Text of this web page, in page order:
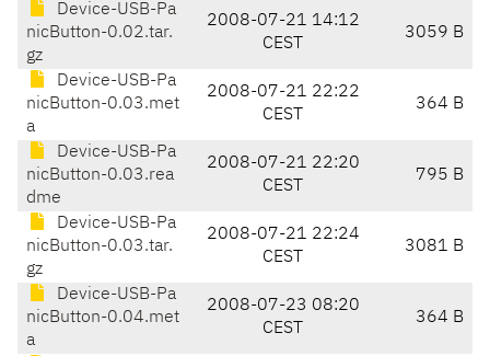
Device-USB-Pa
nicButton-0.02.tar.
gz
2008-07-21 14:12
CEST
3059 B
Device-USB-Pa
nicButton-0.03.met
a
2008-07-21 22:22
CEST
364 B
Device-USB-Pa
nicButton-0.03.rea
dme
2008-07-21 22:20
CEST
795 B
Device-USB-Pa
nicButton-0.03.tar.
gz
2008-07-21 22:24
CEST
3081 B
Device-USB-Pa
nicButton-0.04.met
a
2008-07-23 08:20
CEST
364 B